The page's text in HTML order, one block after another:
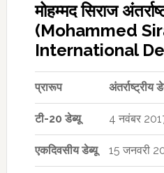
मोहम्मद सिराज
(Mohammed
International
प्रारूप अंतर्राष्ट्रीय
टी-20 डेब्यू 4 नवंबर
एकदिवसीय डेब्यू 15 जनवरी